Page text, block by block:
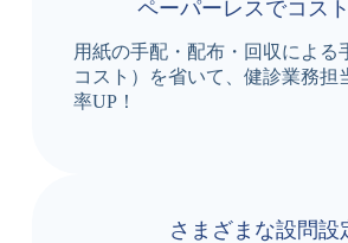
ペーパーレスでコス
用紙の手配・配布・回収による
コスト）を省いて、健診業務担
率UP！
さまざまな設問設